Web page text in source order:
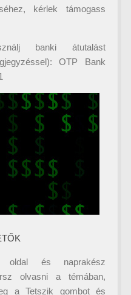
kérlek támogass
banki átutalást
OTP Bank
és naprakész
olvasni a témában,
a Tetszik gombot és